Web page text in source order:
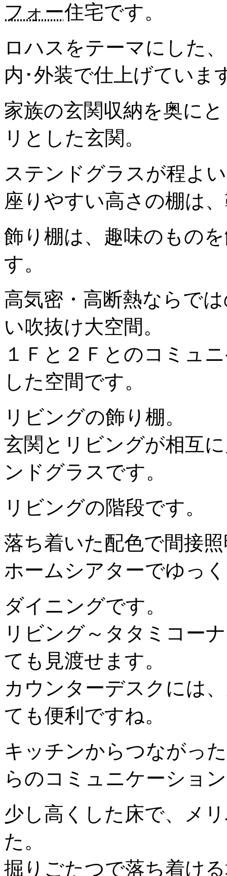
フォー住宅です。
ロハスをテーマにした
内･外装で仕上げていま
家族の玄関収納を奥に
リとした玄関。
ステンドグラスが程よ
座りやすい高さの棚は
飾り棚は、趣味のもの
す。
高気密・高断熱ならで
い吹抜け大空間。
１Ｆと２Ｆとのコミュ
した空間です。
リビングの飾り棚。
玄関とリビングが相互
ンドグラスです。
リビングの階段です。
落ち着いた配色で間接
ホームシアターでゆっ
ダイニングです。
リビング～タタミコー
ても見渡せます。
カウンターデスクには
ても便利ですね。
キッチンからつながっ
らのコミュニケーショ
少し高くした床で、メ
た。
掘りごたつで落ち着け